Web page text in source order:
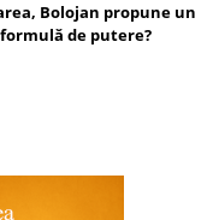
Bolojan propune un
de putere?